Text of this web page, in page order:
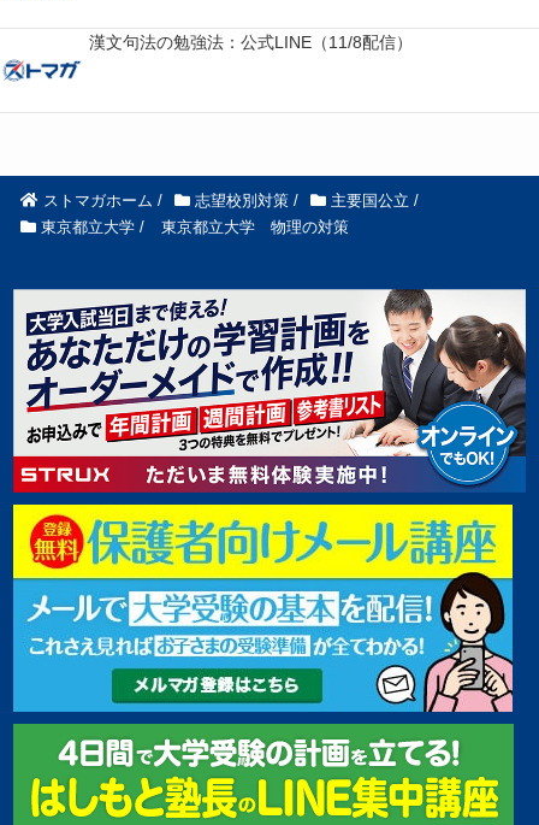
漢文句法の勉強法：公式LINE（11/8配信）
ストマガホーム / 志望校別対策 / 主要国公立 /
東京都立大学 / 東京都立大学 物理の対策